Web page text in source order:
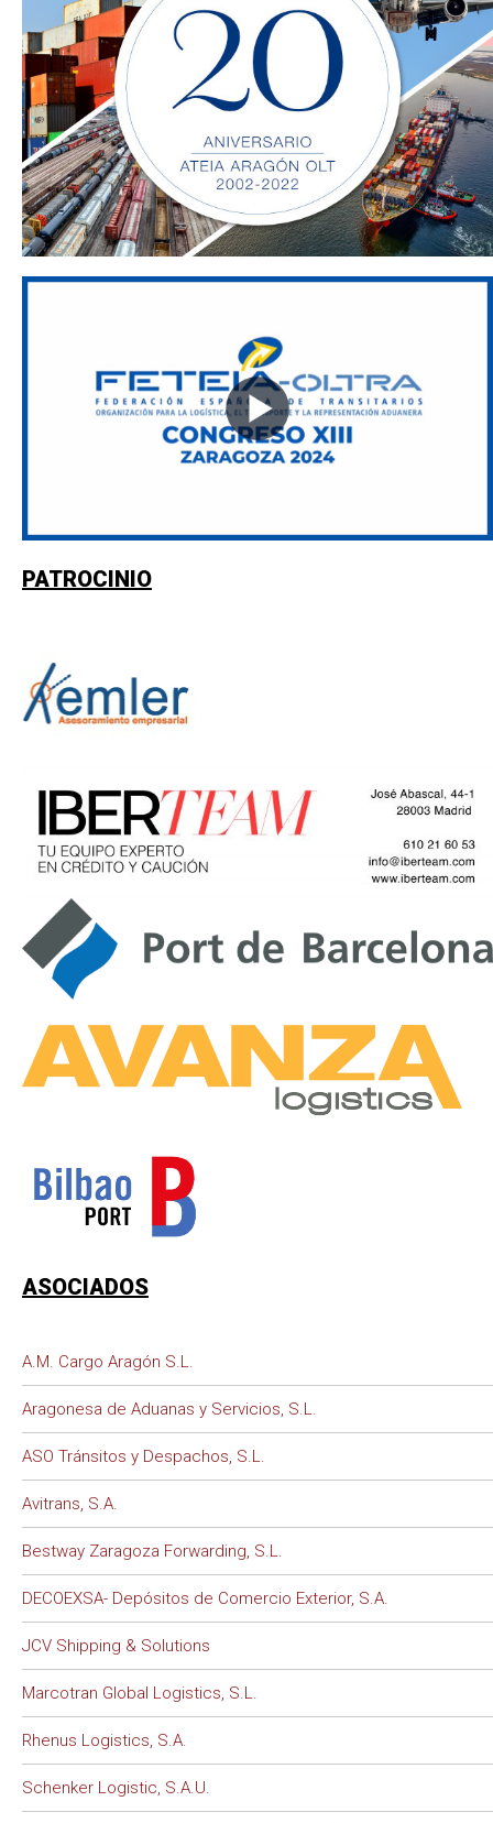
PATROCINIO
ASOCIADOS
A.M. Cargo Aragón S.L.
Aragonesa de Aduanas y Servicios, S.L.
ASO Tránsitos y Despachos, S.L.
Avitrans, S.A.
Bestway Zaragoza Forwarding, S.L.
DECOEXSA- Depósitos de Comercio Exterior, S.A.
JCV Shipping & Solutions
Marcotran Global Logistics, S.L.
Rhenus Logistics, S.A.
Schenker Logistic, S.A.U.